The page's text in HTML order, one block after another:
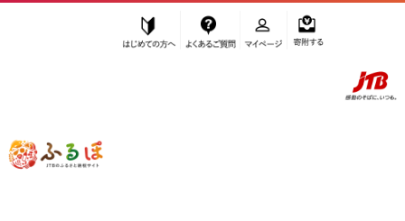
ふるぽ JTBのふるさと納税サイト